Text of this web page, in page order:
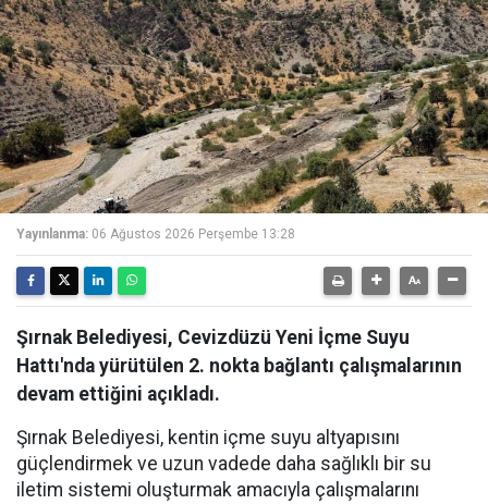
Yayınlanma: 06 Ağustos 2026 Perşembe 13:28
Şırnak Belediyesi, Cevizdüzü Yeni İçme Suyu
Hattı'nda yürütülen 2. nokta bağlantı çalışmalarının
devam ettiğini açıkladı.
Şırnak Belediyesi, kentin içme suyu altyapısını
güçlendirmek ve uzun vadede daha sağlıklı bir su
iletim sistemi oluşturmak amacıyla çalışmalarını